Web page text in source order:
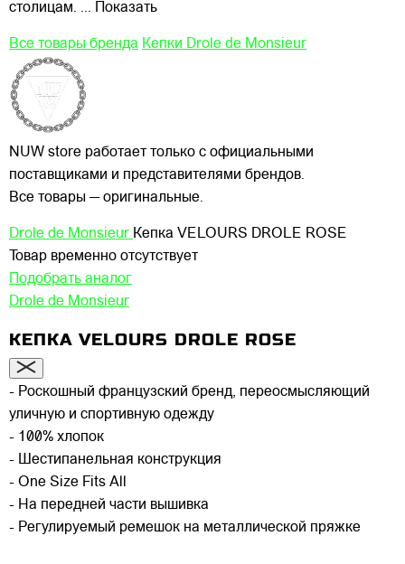
столицам. ... Показать
Все товары бренда Кепки Drole de Monsieur
NUW store работает только с официальными
поставщиками и представителями брендов.
Все товары — оригинальные.
Drole de Monsieur Кепка VELOURS DROLE ROSE
Товар временно отсутствует
Подобрать аналог
Drole de Monsieur
КЕПКА VELOURS DROLE ROSE
- Роскошный французский бренд, переосмысляющий
уличную и спортивную одежду
- 100% хлопок
- Шестипанельная конструкция
- One Size Fits All
- На передней части вышивка
- Регулируемый ремешок на металлической пряжке